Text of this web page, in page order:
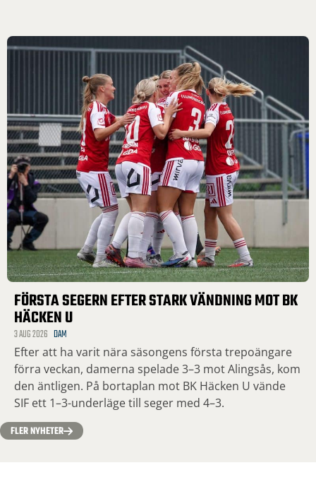
FÖRSTA SEGERN EFTER STARK VÄNDNING MOT BK
HÄCKEN U
3 AUG 2026 DAM
Efter att ha varit nära säsongens första trepoängare
förra veckan, damerna spelade 3–3 mot Alingsås, kom
den äntligen. På bortaplan mot BK Häcken U vände
SIF ett 1–3-underläge till seger med 4–3.
FLER NYHETER